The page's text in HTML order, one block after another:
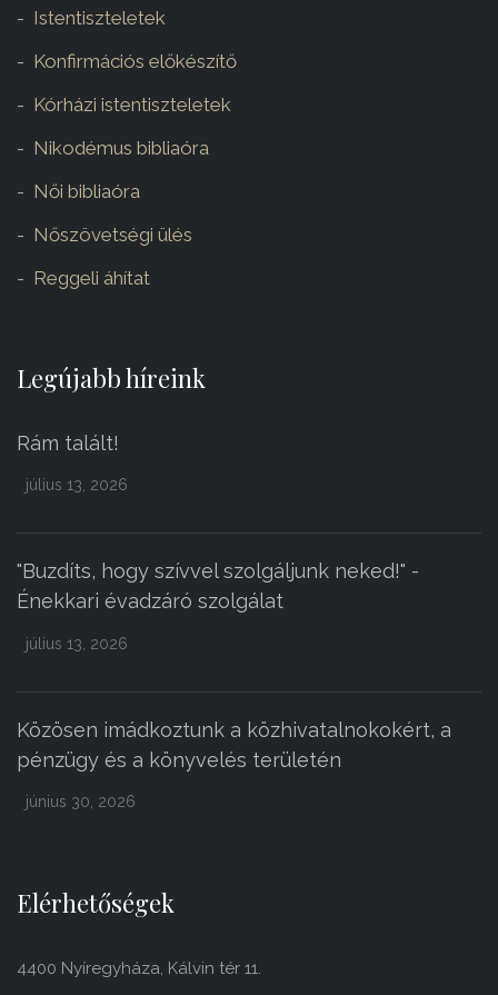
Istentiszteletek
Konfirmációs előkészítő
Kórházi istentiszteletek
Nikodémus bibliaóra
Női bibliaóra
Nőszövetségi ülés
Reggeli áhítat
Legújabb híreink
Rám talált!
július 13, 2026
"Buzdíts, hogy szívvel szolgáljunk neked!" -
Énekkari évadzáró szolgálat
július 13, 2026
Közösen imádkoztunk a közhivatalnokokért, a
pénzügy és a könyvelés területén
június 30, 2026
Elérhetőségek
4400 Nyíregyháza, Kálvin tér 11.